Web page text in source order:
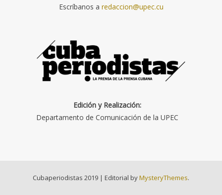
Escríbanos a redaccion@upec.cu
Edición y Realización:
Departamento de Comunicación de la UPEC
Cubaperiodistas 2019 | Editorial byMysteryThemes.